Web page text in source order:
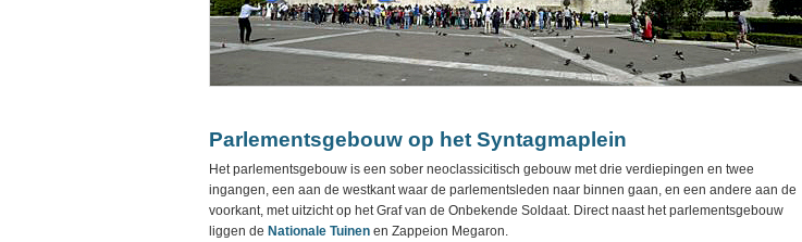
Parlementsgebouw op het Syntagmaplein
Het parlementsgebouw is een sober neoclassicitisch gebouw met drie verdiepingen en twee
ingangen, een aan de westkant waar de parlementsleden naar binnen gaan, en een andere aan de
voorkant, met uitzicht op het Graf van de Onbekende Soldaat. Direct naast het parlementsgebouw
liggen de Nationale Tuinen en Zappeion Megaron.